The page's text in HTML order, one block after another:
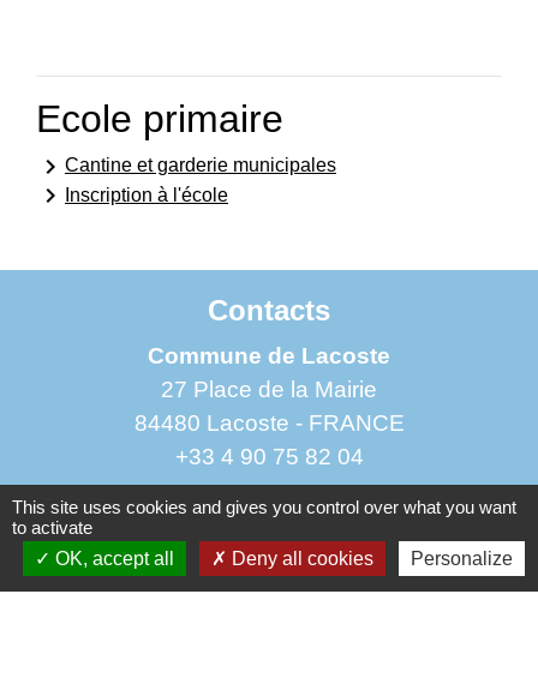
Ecole primaire
keyboard_arrow_right Cantine et garderie municipales
keyboard_arrow_right Inscription à l'école
Contacts
Commune de Lacoste
27 Place de la Mairie
84480 Lacoste - FRANCE
+33 4 90 75 82 04
Liens
Préfecture de Vaucluse
This site uses cookies and gives you control over what you want
to activate
OK, accept all
Deny all cookies Personalize